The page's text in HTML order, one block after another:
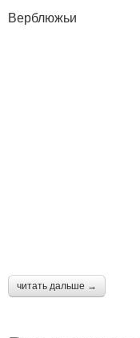
Верблюжьи
читать дальше →